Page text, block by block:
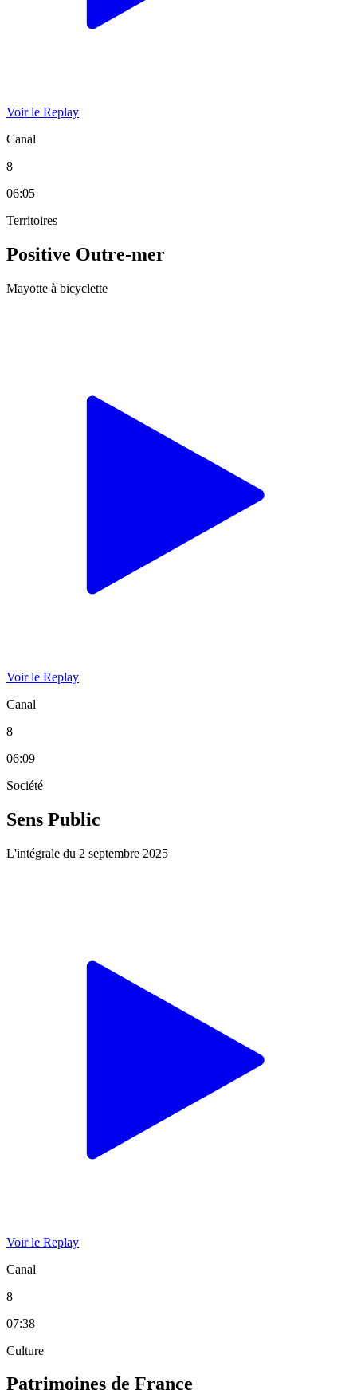
Voir le Replay
Canal
8
06:05
Territoires
Positive Outre-mer
Mayotte à bicyclette
Voir le Replay
Canal
8
06:09
Société
Sens Public
L'intégrale du 2 septembre 2025
Voir le Replay
Canal
8
07:38
Culture
Patrimoines de France